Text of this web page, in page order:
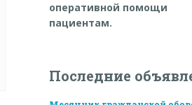
оперативной помощи
пациентам.
Последние